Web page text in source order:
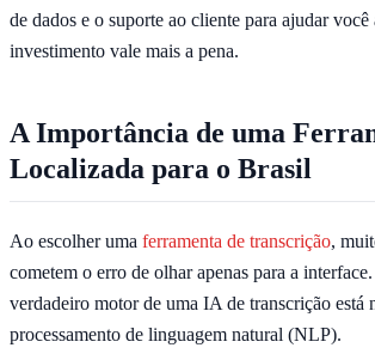
de dados e o suporte ao cliente para ajudar
investimento vale mais a pena.
A Importância de uma
Localizada para o Brasil
Ao escolher uma ferramenta de transcrição,
cometem o erro de olhar apenas para a
verdadeiro motor de uma IA de transcrição está
processamento de linguagem natural (NLP).